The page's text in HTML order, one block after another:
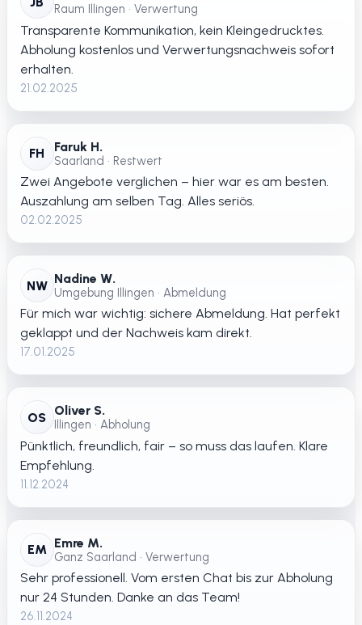
Raum Illingen • Verwertung
Transparente Kommunikation, kein Kleingedrucktes.
Abholung kostenlos und Verwertungsnachweis sofort
erhalten.
21.02.2025
FH Faruk H.
Saarland • Restwert
Zwei Angebote verglichen – hier war es am besten.
Auszahlung am selben Tag. Alles seriös.
02.02.2025
NW Nadine W.
Umgebung Illingen • Abmeldung
Für mich war wichtig: sichere Abmeldung. Hat perfekt
geklappt und der Nachweis kam direkt.
17.01.2025
OS Oliver S.
Illingen • Abholung
Pünktlich, freundlich, fair – so muss das laufen. Klare
Empfehlung.
11.12.2024
EM Emre M.
Ganz Saarland • Verwertung
Sehr professionell. Vom ersten Chat bis zur Abholung
nur 24 Stunden. Danke an das Team!
26.11.2024